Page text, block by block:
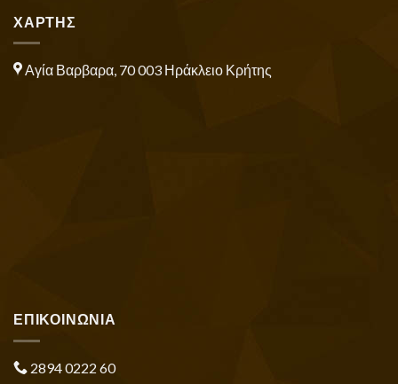
ΧΑΡΤΗΣ
Αγία Βαρβαρα, 70 003 Ηράκλειο Κρήτης
ΕΠΙΚΟΙΝΩΝΙΑ
2894 0222 60